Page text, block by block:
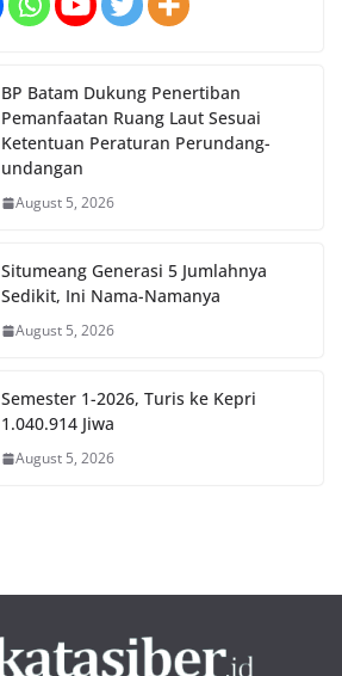
BP Batam Dukung Penertiban
Pemanfaatan Ruang Laut Sesuai
Ketentuan Peraturan Perundang-
undangan
August 5, 2026
Situmeang Generasi 5 Jumlahnya
Sedikit, Ini Nama-Namanya
August 5, 2026
Semester 1-2026, Turis ke Kepri
1.040.914 Jiwa
August 5, 2026